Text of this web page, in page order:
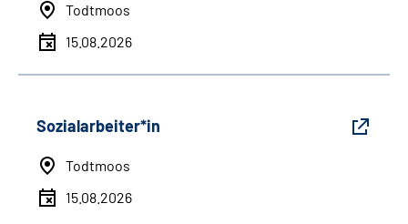
Todtmoos
15.08.2026
Sozialarbeiter*in
Todtmoos
15.08.2026